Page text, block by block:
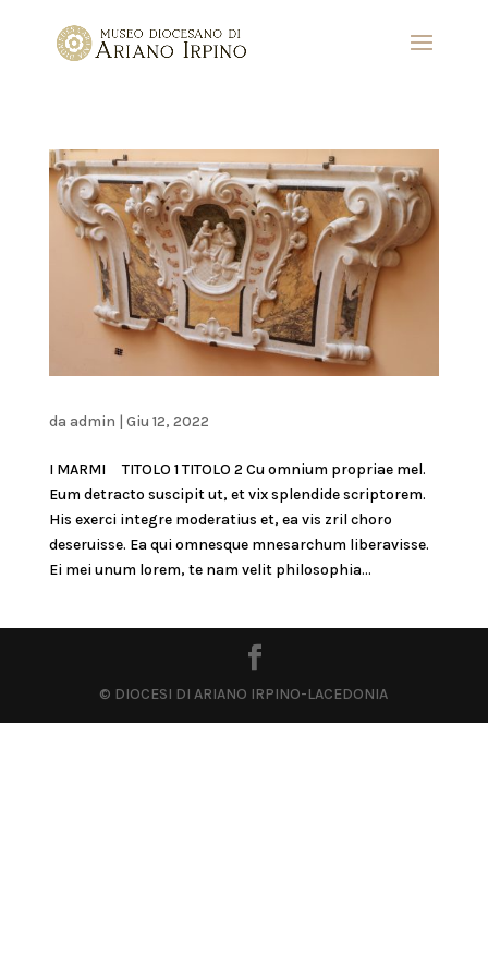
da admin | Giu 12, 2022
I MARMI TITOLO 1 TITOLO 2 Cu omnium propriae mel.
Eum detracto suscipit ut, et vix splendide scriptorem.
His exerci integre moderatius et, ea vis zril choro
deseruisse. Ea qui omnesque mnesarchum liberavisse.
Ei mei unum lorem, te nam velit philosophia...
© DIOCESI DI ARIANO IRPINO-LACEDONIA